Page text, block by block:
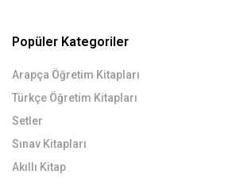
Popüler Kategoriler
Arapça Öğretim Kitapları
Türkçe Öğretim Kitapları
Setler
Sınav Kitapları
Akıllı Kitap